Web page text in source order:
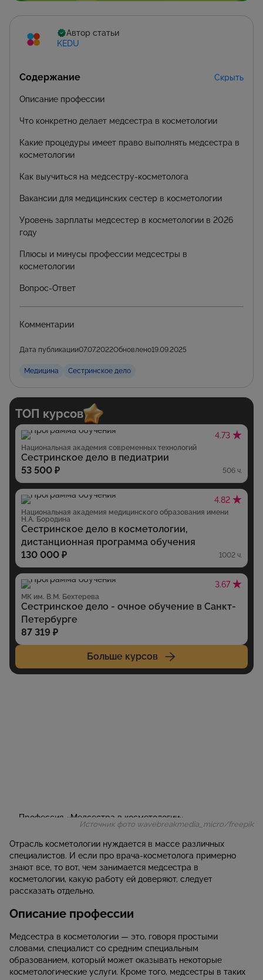
Автор статьи
KEDU
Содержание Скрыть
Описание профессии
Что конкретно делает медсестра в косметологии
Какие процедуры имеет право выполнять медсестра в
косметологии
Как выучиться на медсестру-косметолога
Вакансии для медицинских сестер в косметологии
Уровень зарплаты медсестер в косметологии в 2026
году
Плюсы и минусы профессии медсестры в
косметологии
Вопрос-Ответ
Комментарии
Дата публикации07.07.2022Обновлено19.09.2025
Медицина Сестринское дело
ТОП курсов
4.73
Национальная академия современных технологий
Сестринское дело в педиатрии
53 500 ₽
506 ч.
4.82
Национальная академия медицинского образования имени
Н.А. Бородина
Сестринское дело в косметологии,
дистанционная программа обучения
130 000 ₽
1002 ч.
3.67
МК им. В.М. Бехтерева
Сестринское дело - очное обучение в Санкт-
Петербурге
87 319 ₽
Больше курсов
Источник фото wavebreakmedia_micro/freepik
Отрасль косметологии нуждается в массе различных
специалистов. И если про врача-косметолога примерно
знают все, то вот, чем занимается медсестра в
косметологии, какую работу ей доверяют, следует
рассказать отдельно.
Описание профессии
Медсестра в косметологии — это, говоря простыми
словами, специалист со средним специальным
образованием, который может оказывать некоторые
косметологические услуги. Кроме того, медсестры в таких